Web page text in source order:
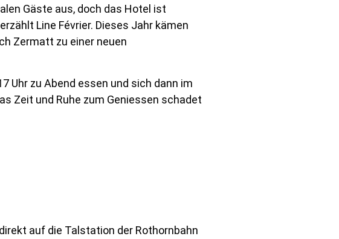
Gäste aus, doch das Hotel ist
Line Février. Dieses Jahr kämen
Zermatt zu einer neuen
Uhr zu Abend essen und sich dann im
Zeit und Ruhe zum Geniessen schadet
auf die Talstation der Rothornbahn